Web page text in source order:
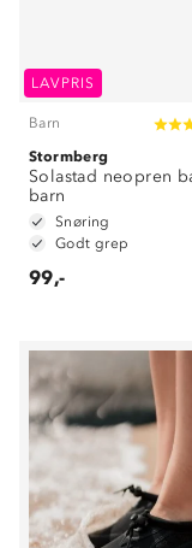
LAVPRIS
Barn
Stormberg
Solastad neopren
barn
Snøring
Godt grep
99,-